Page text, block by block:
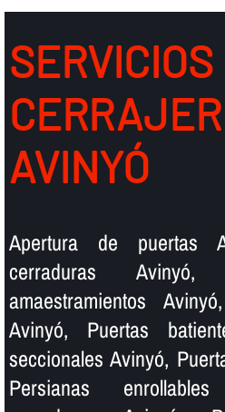
SERVICIOS
AVINYÓ
Apertura de puertas
cerraduras
amaestramientos
Avinyó, Puertas
seccionales Avinyó,
Persianas